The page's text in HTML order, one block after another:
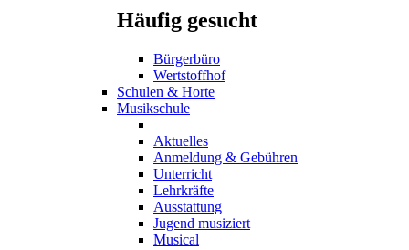
Häufig gesucht
Bürgerbüro
Wertstoffhof
Schulen & Horte
Musikschule
Aktuelles
Anmeldung & Gebühren
Unterricht
Lehrkräfte
Ausstattung
Jugend musiziert
Musical